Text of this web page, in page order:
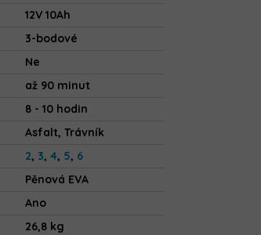
12V 10Ah
3-bodové
Ne
až 90 minut
8 - 10 hodin
Asfalt, Trávník
2, 3,4, 5, 6
Pěnová EVA
Ano
26,8 kg